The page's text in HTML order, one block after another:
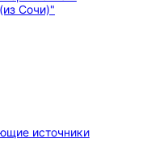
источники